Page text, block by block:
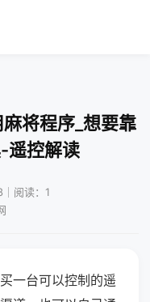
将程序_想要靠
遥控解读
阅读：1
一台可以控制的遥